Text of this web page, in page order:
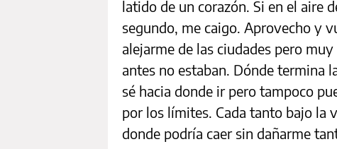
latido de un corazón. Si en el aire
segundo, me caigo. Aprovecho y
alejarme de las ciudades pero
antes no estaban. Dónde termina
sé hacia donde ir pero tampoco
por los límites. Cada tanto bajo la
donde podría caer sin dañarme